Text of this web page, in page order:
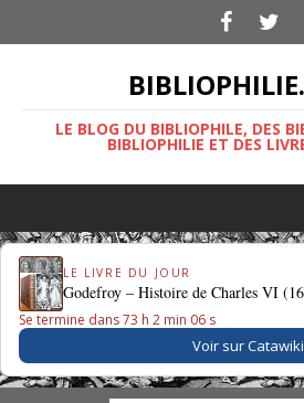
LE BLOG DU BIBLIOPHILE, DES
BIBLIOPHILIE ET DES
LE LIVRE DU JOUR
Godefroy – Histoire de Charles VI
Se termine dans 73 h 2 min 06 s
Voir sur Catawiki